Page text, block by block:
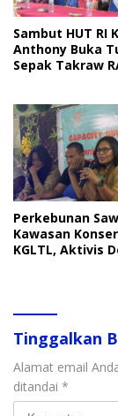
Sambut HUT RI
Anthony Buka
Sepak Takraw
Perkebunan
Kawasan
KGLTL, Aktivis
Tinggalkan
Alamat email
ditandai *